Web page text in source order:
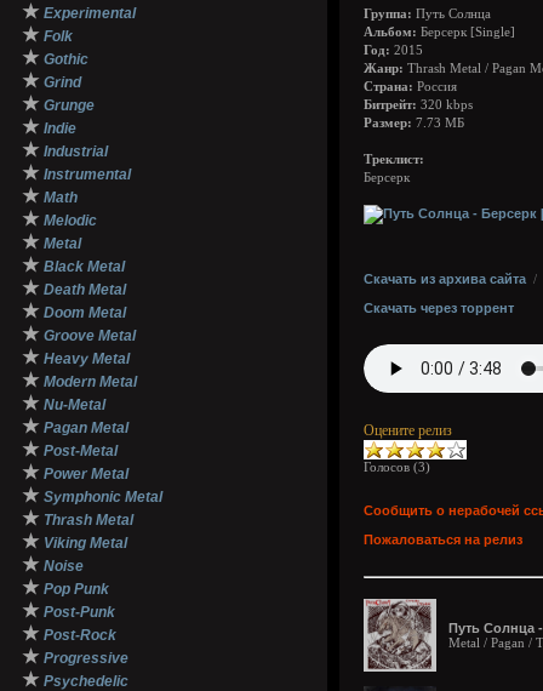
★ Experimental
★ Folk
★ Gothic
★ Grind
★ Grunge
★ Indie
★ Industrial
★ Instrumental
★ Math
★ Melodic
★ Metal
★ Black Metal
★ Death Metal
★ Doom Metal
★ Groove Metal
★ Heavy Metal
★ Modern Metal
★ Nu-Metal
★ Pagan Metal
★ Post-Metal
★ Power Metal
★ Symphonic Metal
★ Thrash Metal
★ Viking Metal
★ Noise
★ Pop Punk
★ Post-Punk
★ Post-Rock
★ Progressive
★ Psychedelic
Группа: Путь Солнца
Альбом: Берсерк [Single]
Год: 2015
Жанр: Thrash Metal / Pagan
Страна: Россия
Битрейт: 320 kbps
Размер: 7.73 МБ
Треклист:
Берсерк
Скачать из архива сайта /
Скачать через торрент
Оцените релиз
Голосов (3)
Сообщить о нерабочей
Пожаловаться на релиз
Путь Солнца
Metal / Pagan /